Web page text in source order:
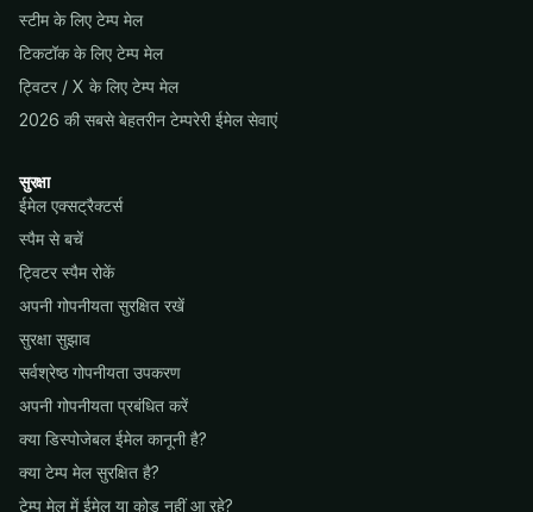
स्टीम के लिए टेम्प मेल
टिकटॉक के लिए टेम्प मेल
ट्विटर / X के लिए टेम्प मेल
2026 की सबसे बेहतरीन टेम्परेरी ईमेल सेवाएं
सुरक्षा
ईमेल एक्सट्रैक्टर्स
स्पैम से बचें
ट्विटर स्पैम रोकें
अपनी गोपनीयता सुरक्षित रखें
सुरक्षा सुझाव
सर्वश्रेष्ठ गोपनीयता उपकरण
अपनी गोपनीयता प्रबंधित करें
क्या डिस्पोजेबल ईमेल कानूनी है?
क्या टेम्प मेल सुरक्षित है?
टेम्प मेल में ईमेल या कोड नहीं आ रहे?